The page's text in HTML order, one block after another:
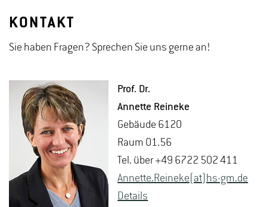
KONTAKT
Sie haben Fragen? Sprechen Sie uns gerne an!
Prof. Dr.
An­net­te Rei­ne­ke
Ge­bäu­de 6120
Raum 01.56
Tel. über +49 6722 502 411
An­net­te.Rei­ne­ke(at)hs-​gm.​de
De­tails